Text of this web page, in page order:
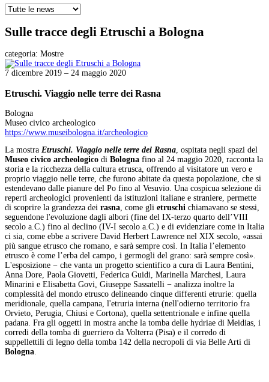
Sulle tracce degli Etruschi a Bologna
categoria: Mostre
7 dicembre 2019 – 24 maggio 2020
Etruschi. Viaggio nelle terre dei Rasna
Bologna
Museo civico archeologico
https://www.museibologna.it/archeologico
La mostra Etruschi. Viaggio nelle terre dei Rasna, ospitata negli spazi del
Museo civico archeologico di Bologna fino al 24 maggio 2020, racconta la
storia e la ricchezza della cultura etrusca, offrendo al visitatore un vero e
proprio viaggio nelle terre, che furono abitate da questa popolazione, che si
estendevano dalle pianure del Po fino al Vesuvio. Una cospicua selezione di
reperti archeologici provenienti da istituzioni italiane e straniere, permette
di scoprire la grandezza dei rasna, come gli etruschi chiamavano se stessi,
seguendone l'evoluzione dagli albori (fine del IX-terzo quarto dell’VIII
secolo a.C.) fino al declino (IV-I secolo a.C.) e di evidenziare come in Italia
ci sia, come ebbe a scrivere David Herbert Lawrence nel XIX secolo, «assai
più sangue etrusco che romano, e sarà sempre così. In Italia l’elemento
etrusco è come l’erba del campo, i germogli del grano: sarà sempre così».
L'esposizione − che vanta un progetto scientifico a cura di Laura Bentini,
Anna Dore, Paola Giovetti, Federica Guidi, Marinella Marchesi, Laura
Minarini e Elisabetta Govi, Giuseppe Sassatelli − analizza inoltre la
complessità del mondo etrusco delineando cinque differenti etrurie: quella
meridionale, quella campana, l'etruria interna (nell'odierno territorio fra
Orvieto, Perugia, Chiusi e Cortona), quella settentrionale e infine quella
padana. Fra gli oggetti in mostra anche la tomba delle hydriae di Meidias, i
corredi della tomba di guerriero da Volterra (Pisa) e il corredo di
suppellettili di legno della tomba 142 della necropoli di via Belle Arti di
Bologna.